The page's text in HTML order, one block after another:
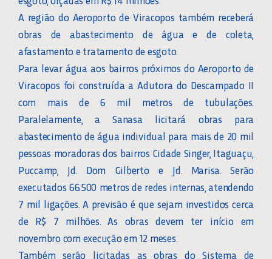
A região do Aeroporto de Viracopos também receberá
obras de abastecimento de água e de coleta,
afastamento e tratamento de esgoto.
Para levar água aos bairros próximos do Aeroporto de
Viracopos foi construída a Adutora do Descampado II
com mais de 6 mil metros de tubulações.
Paralelamente, a Sanasa licitará obras para
abastecimento de água individual para mais de 20 mil
pessoas moradoras dos bairros Cidade Singer, Itaguaçu,
Puccamp, Jd. Dom Gilberto e Jd. Marisa. Serão
executados 66.500 metros de redes internas, atendendo
7 mil ligações. A previsão é que sejam investidos cerca
de R$ 7 milhões. As obras devem ter início em
novembro com execução em 12 meses.
Também serão licitadas as obras do Sistema de